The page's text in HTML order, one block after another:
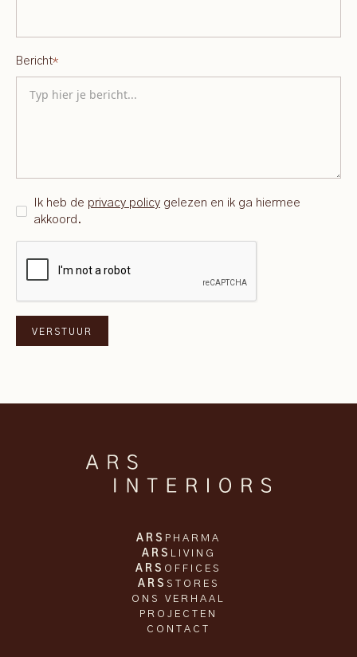
Bericht*
Ik heb de privacy policy gelezen en ik ga hiermee
akkoord.
ARS PHARMA
ARS LIVING
ARS OFFICES
ARS STORES
ONS VERHAAL
PROJECTEN
CONTACT